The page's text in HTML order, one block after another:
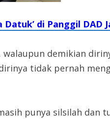
Datuk’ di Panggil DAD
demikian
tidak pernah
punya silsilah dan